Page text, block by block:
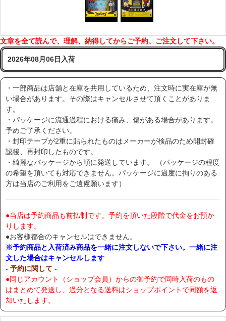
文章を全て読んで、理解、納得してからご予約、ご注文して下さい。
2026年08月06日入荷
・一部商品は店舗と在庫を共用しているため、注文時に実在庫が無
い場合があります。その際はキャンセルさせて頂くことがありま
す。
・パッケージに流通過程における痛み、傷がある場合があります。
予めご了承ください。
・封印テープが2重に貼られたものはメーカーが検品のため開封確
認後、再封印したものです。
・綺麗なパッケージから順に発送しています。 （パッケージの程度
の希望を頂いても対応できません。パッケージに過度に拘りのある
方は当店のご利用をご遠慮願います）
●当店は予約商品も前払制です。予約を頂いた段階で代金をお預か
りします。
●お客様都合のキャンセルはできません。
※予約商品と入荷済み商品を一緒に注文しないで下さい。一緒に注
文した場合はキャンセルします
- 予約に関して -
●同じアカウント（ショップ会員）からの御予約で同時入荷のもの
はまとめて発送し、過分となる送料はショップポイントで同額を返
却いたします。